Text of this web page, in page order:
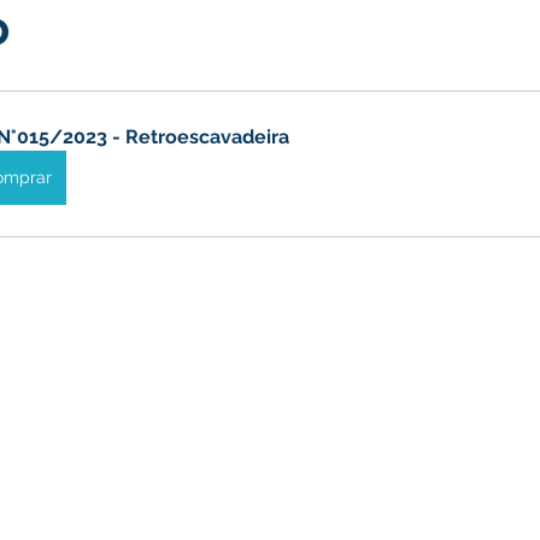
e Governo
2023 - Retroescavadeira